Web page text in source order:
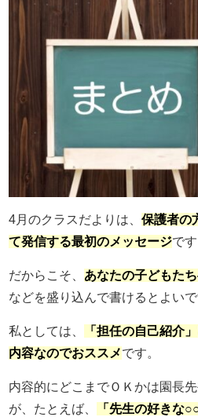
4月のクラスだよりは、保護者の
て発信する最初のメッセージです
だからこそ、 あなたの子どもた
などを盛り込んで書けるとよいで
私としては、
「担任の自己紹介
内容なのでおススメです。
内容的にどこまでＯＫかは園長
が、たとえば、
「先生の好きな